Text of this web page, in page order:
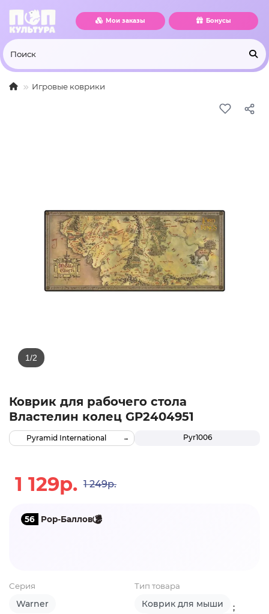
Мои заказы Бонусы
Игровые коврики
Коврик для рабочего стола
Властелин колец GP2404951
Pyr1006
Pyramid International
1 129р. 1 249р.
56 Pop-Баллов
Серия
Warner
Тип товара
Коврик для мыши
;